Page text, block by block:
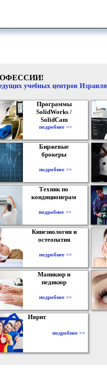
учебных центров Израиля
Программы
SolidWorks /
SolidCam
подробнее >>
Биржевые
брокеры
подробнее >>
Техник по
кондиционерам
подробнее >>
Кинезиология и
остеопатия
подробнее >>
Маникюр и
педикюр
подробнее >>
Иврит
подробнее >>